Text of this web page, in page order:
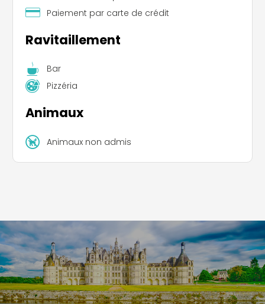
Paiement par carte de crédit
Ravitaillement
Bar
Pizzéria
Animaux
Animaux non admis